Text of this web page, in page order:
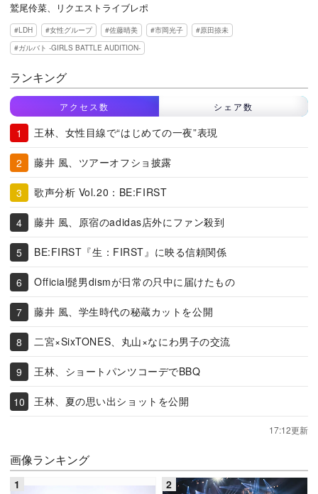
鷲尾伶菜、リクエストライブレポ
LDH 女性グループ 佐藤晴美 市岡光子
原田捺未
ガルバト -GIRLS BATTLE AUDITION-
ランキング
アクセス数 シェア数
王林、女性目線で“はじめての一夜”表現
藤井 風、ツアーオフショ披露
歌声分析 Vol.20：BE:FIRST
藤井 風、原宿のadidas店外にファン殺到
BE:FIRST『生：FIRST』に映る信頼関係
Official髭男dismが日常の只中に届けたもの
藤井 風、学生時代の秘蔵カットを公開
二宮×SixTONES、丸山×なにわ男子の交流
王林、ショートパンツコーデでBBQ
王林、夏の思い出ショットを公開
17:12更新
画像ランキング